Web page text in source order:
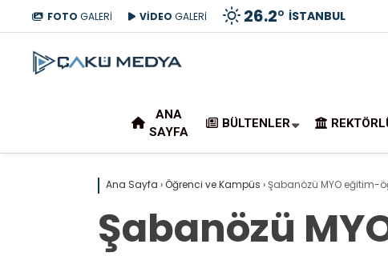
FOTO GALERİ VİDEO GALERİ 26.2° İSTANBUL
ANA
SAYFA
BÜLTENLER
Ana Sayfa ›Öğrenci ve Kampüs ›Şabanözü MYO eğitim-
Şabanözü